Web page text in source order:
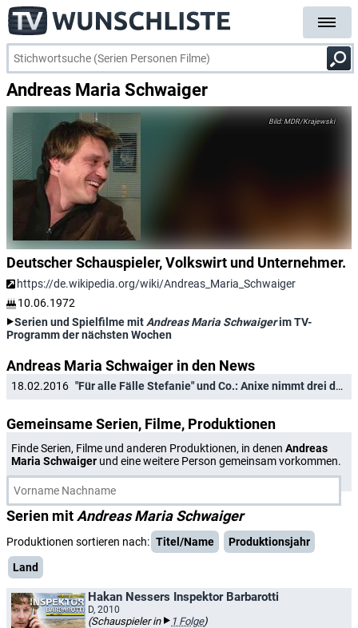
Andreas Maria Schwaiger
MDR/Krajewski
Deutscher Schauspieler, Volkswirt und Unternehmer.
https://de.wikipedia.org/wiki/Andreas_Maria_Schwaiger
10.06.1972
Serien und Spielfilme mit Andreas Maria Schwaigerim TV-
Programm der nächsten Wochen
Andreas Maria Schwaiger in den News
18.02.2016 "Für alle Fälle Stefanie" und Co.: Anixe nimmt drei deutsche Arztserien ins Programm
Gemeinsame Serien, Filme, Produktionen
Finde Serien, Filme und anderen Produktionen, in denen Andreas
Maria Schwaiger und eine weitere Person gemeinsam vorkommen.
Serien mit Andreas Maria Schwaiger
Produktionen sortieren nach: Titel/Name
Produktionsjahr
Land
Hakan Nessers Inspektor Barbarotti
D, 2010
(Schauspieler in 1 Folge)